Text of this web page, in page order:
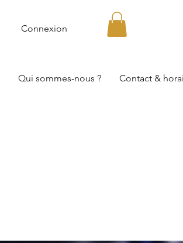
Connexion
Qui sommes-nous ? Contact &